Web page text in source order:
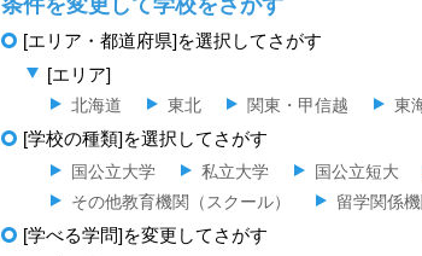
[エリア・都道府県]を選択してさがす
[エリア]
北海道 東北 関東・甲信越 東
[学校の種類]を選択してさがす
国公立大学 私立大学 国公立短大
その他教育機関（スクール）
留学関係
[学べる学問]を変更してさがす